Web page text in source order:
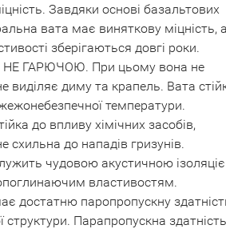
Завдяки основі базальтових
вата має виняткову міцність,
зберігаються довгі роки.
НЕ ГАРЮЧОЮ. При цьому вона не
виділяє диму та крапель. Вата
температури.
до впливу хімічних засобів,
схильна до нападів гризунів.
чудовою акустичною
властивостям.
достатню паропропускну
структури. Парапропускна здатність